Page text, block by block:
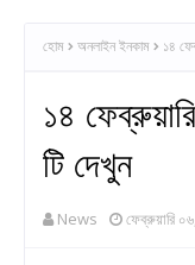
হোম অনলাইন ইনকাম ১৪
১৪
টি দেখুন
News ফেব্রুয়ারি